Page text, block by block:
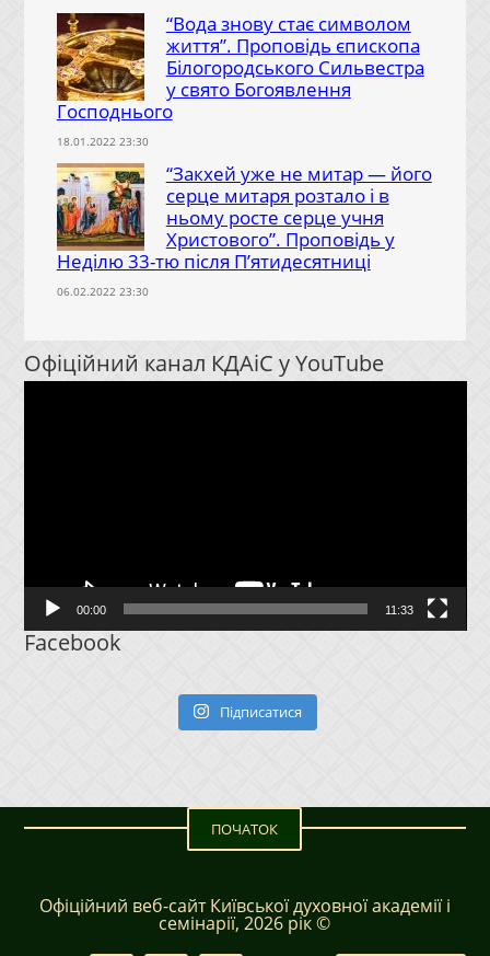
“Вода знову стає символом
життя”. Проповідь єпископа
Білогородського Сильвестра
у свято Богоявлення
Господнього
18.01.2022 23:30
“Закхей уже не митар — його
серце митаря розтало і в
ньому росте серце учня
Христового”. Проповідь у
Неділю 33-тю після П’ятидесятниці
06.02.2022 23:30
Офіційний канал КДАіС у YouTube
Відеопрогравач
00:00 11:33
Facebook
Підписатися
ПОЧАТОК
Офіційний веб-сайт Київської духовної академії і
семінарії, 2026 рік ©